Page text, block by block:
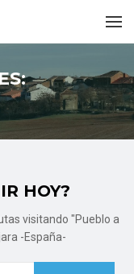
HOY?
visitando "Pueblo a
-España-